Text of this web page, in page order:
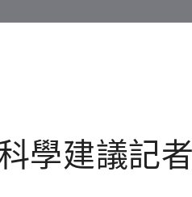
學建議記